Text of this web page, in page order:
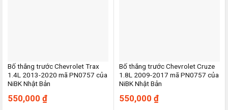
Bố thắng trước Chevrolet Trax
1.4L 2013-2020 mã PN0757 của
NiBK Nhật Bản
550,000 ₫
Bố thắng trước Chevrolet Cruze
1.8L 2009-2017 mã PN0757 của
NiBK Nhật Bản
550,000 ₫